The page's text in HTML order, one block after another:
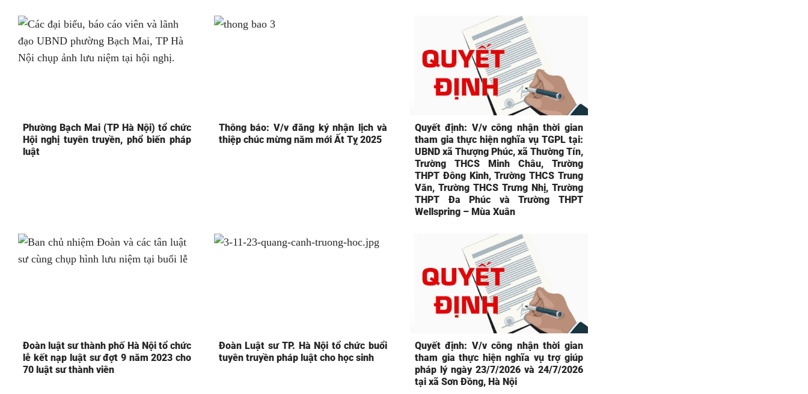
Phường Bạch Mai (TP Hà Nội) tổ chức
Hội nghị tuyên truyền, phổ biến pháp
luật
Thông báo: V/v đăng ký nhận lịch và
thiệp chúc mừng năm mới Ất Tỵ 2025
Quyết định: V/v công nhận thời gian
tham gia thực hiện nghĩa vụ TGPL tại:
UBND xã Thượng Phúc, xã Thường Tín,
Trường THCS Minh Châu, Trường
THPT Đông Kinh, Trường THCS Trung
Văn, Trường THCS Trưng Nhị, Trường
THPT Đa Phúc và Trường THPT
Wellspring – Mùa Xuân
Đoàn luật sư thành phố Hà Nội tổ chức
lễ kết nạp luật sư đợt 9 năm 2023 cho
70 luật sư thành viên
Đoàn Luật sư TP. Hà Nội tổ chức buổi
tuyên truyền pháp luật cho học sinh
Quyết định: V/v công nhận thời gian
tham gia thực hiện nghĩa vụ trợ giúp
pháp lý ngày 23/7/2026 và 24/7/2026
tại xã Sơn Đồng, Hà Nội